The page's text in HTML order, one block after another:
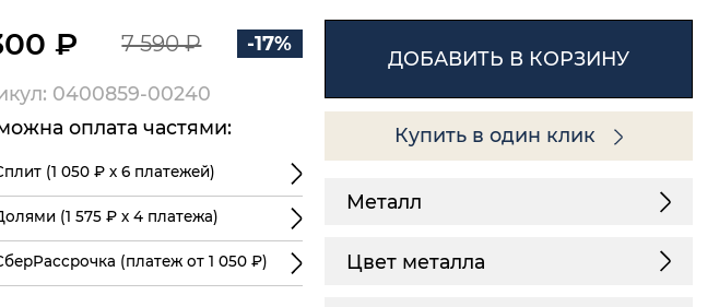
₽ 7 590 ₽ -17%
0400859-00240
оплата частями:
(1 050 ₽ х 6 платежей)
(1 575 ₽ х 4 платежа)
(платеж от 1 050 ₽)
ДОБАВИТЬ В КОРЗИНУ
Купить в один клик
Металл
Цвет металла